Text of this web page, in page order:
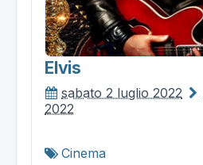
Elvis
sabato 2 luglio 2022
2022
Cinema